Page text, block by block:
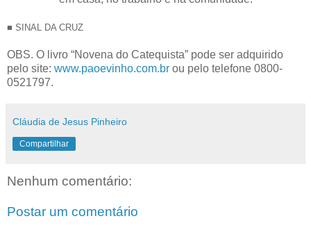
■ SINAL DA CRUZ
OBS. O livro “Novena do Catequista” pode ser adquirido
pelo site: www.paoevinho.com.br ou pelo telefone 0800-
0521797.
Cláudia de Jesus Pinheiro
Compartilhar
Nenhum comentário:
Postar um comentário